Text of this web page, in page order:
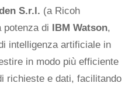
S.r.l. (a Ricoh
potenza di IBM Watson,
intelligenza artificiale in
in modo più efficiente
richieste e dati, facilitando